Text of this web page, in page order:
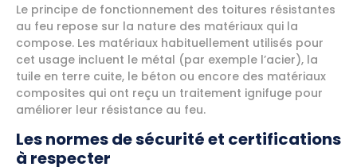
Le principe de fonctionnement des toitures résistantes
au feu repose sur la nature des matériaux qui la
compose. Les matériaux habituellement utilisés pour
cet usage incluent le métal (par exemple l’acier), la
tuile en terre cuite, le béton ou encore des matériaux
composites qui ont reçu un traitement ignifuge pour
améliorer leur résistance au feu.
Les normes de sécurité et certifications
à respecter